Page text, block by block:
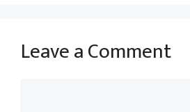
Leave a Comment